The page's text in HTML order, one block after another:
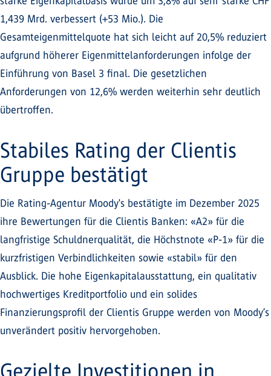
1,439 Mrd. verbessert (+53 Mio.). Die
Gesamteigenmittelquote hat sich leicht auf 20,5% reduziert
aufgrund höherer Eigenmittelanforderungen infolge der
Einführung von Basel 3 final. Die gesetzlichen
Anforderungen von 12,6% werden weiterhin sehr deutlich
übertroffen.
Stabiles Rating der Clientis
Gruppe bestätigt
Die Rating-Agentur Moody's bestätigte im Dezember 2025
ihre Bewertungen für die Clientis Banken: «A2» für die
langfristige Schuldnerqualität, die Höchstnote «P-1» für die
kurzfristigen Verbindlichkeiten sowie «stabil» für den
Ausblick. Die hohe Eigenkapitalausstattung, ein qualitativ
hochwertiges Kreditportfolio und ein solides
Finanzierungsprofil der Clientis Gruppe werden von Moody’s
unverändert positiv hervorgehoben.
Gezielte Investitionen in